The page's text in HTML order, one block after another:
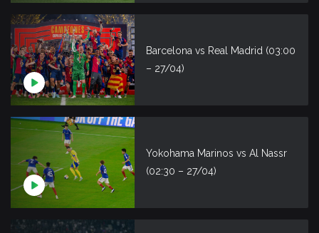
Barcelona vs Real Madrid (03:00
– 27/04)
Yokohama Marinos vs Al Nassr
(02:30 – 27/04)